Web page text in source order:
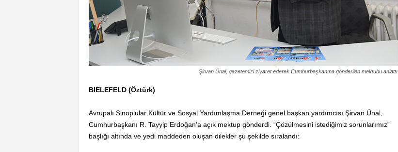
Şirvan Ünal, gazetemizi ziyaret ederek Cumhurbaşkanına gönderilen mektubu anlattı.
BIELEFELD (Öztürk)
Avrupalı Sinoplular Kültür ve Sosyal Yardımlaşma Derneği genel başkan yardımcısı Şirvan Ünal,
Cumhurbaşkanı R. Tayyip Erdoğan’a açık mektup gönderdi. “Çözülmesini istediğimiz sorunlarımız”
başlığı altında ve yedi maddeden oluşan dilekler şu şekilde sıralandı: